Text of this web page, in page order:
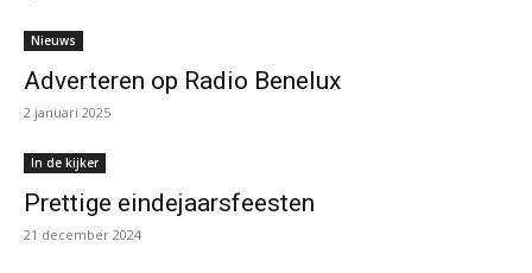
Nieuws
Adverteren op Radio Benelux
2 januari 2025
In de kijker
Prettige eindejaarsfeesten
21 december 2024